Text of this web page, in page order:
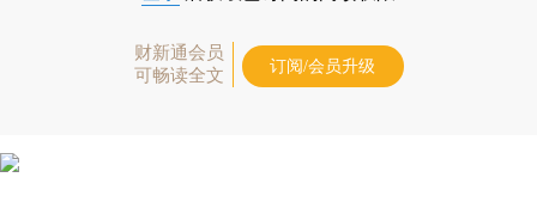
财新通会员
可畅读全文
订阅/会员升级